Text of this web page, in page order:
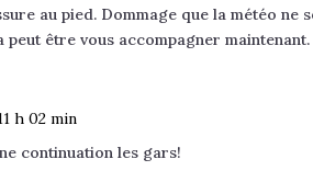
au pied. Dommage que la météo
être vous accompagner
h 02 min
continuation les gars!